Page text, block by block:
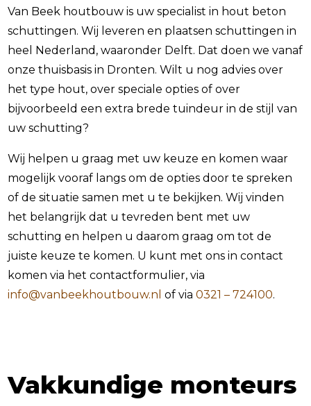
Van Beek houtbouw is uw specialist in hout beton
schuttingen. Wij leveren en plaatsen schuttingen in
heel Nederland, waaronder Delft. Dat doen we vanaf
onze thuisbasis in Dronten. Wilt u nog advies over
het type hout, over speciale opties of over
bijvoorbeeld een extra brede tuindeur in de stijl van
uw schutting?
Wij helpen u graag met uw keuze en komen waar
mogelijk vooraf langs om de opties door te spreken
of de situatie samen met u te bekijken. Wij vinden
het belangrijk dat u tevreden bent met uw
schutting en helpen u daarom graag om tot de
juiste keuze te komen. U kunt met ons in contact
komen via het contactformulier, via
info@vanbeekhoutbouw.nl of via0321 – 724100.
Vakkundige monteurs